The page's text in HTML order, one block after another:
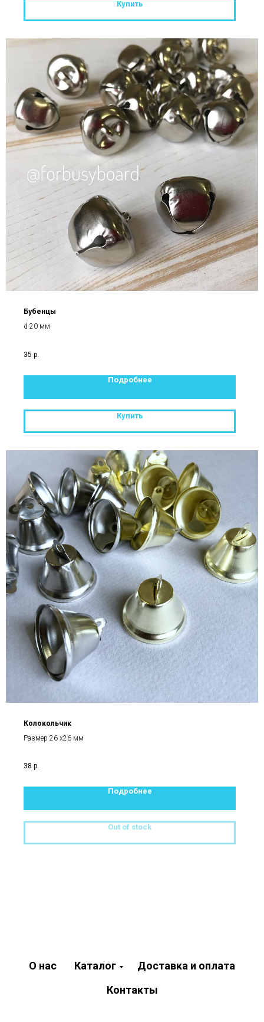
Купить
Бубенцы
d-20 мм
35 р.
Подробнее
Купить
Колокольчик
Размер 26 х26 мм
38 р.
Подробнее
Out of stock
О нас Каталог
Доставка и оплата
Контакты